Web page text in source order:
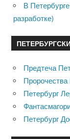
В
разработке)
Предтеча
Петербург
Петербург